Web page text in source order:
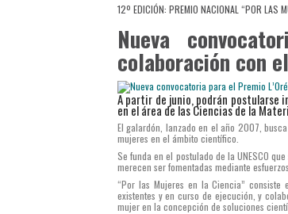
12º EDICIÓN: PREMIO NACIONAL “POR LAS
Nueva
colaboración con el
A partir de junio, podrán postularse
en el área de las Ciencias de la
El galardón, lanzado en el año 2007,
mujeres en el ámbito científico.
Se funda en el postulado de la UNESCO
merecen ser fomentadas mediante
“Por las Mujeres en la Ciencia”
existentes y en curso de ejecución, y
mujer en la concepción de soluciones